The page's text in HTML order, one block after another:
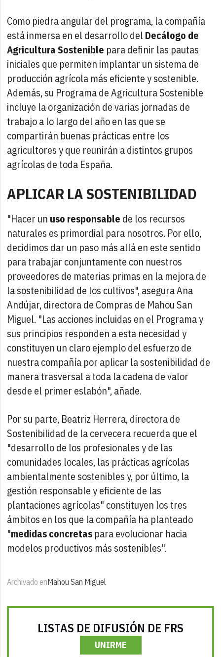
Como piedra angular del programa, la compañía
está inmersa en el desarrollo del Decálogo de
Agricultura Sostenible para definir las pautas
iniciales que permiten implantar un sistema de
producción agrícola más eficiente y sostenible.
Además, su Programa de Agricultura Sostenible
incluye la organización de varias jornadas de
trabajo a lo largo del año en las que se
compartirán buenas prácticas entre los
agricultores y que reunirán a distintos grupos
agrícolas de toda España.
APLICAR LA SOSTENIBILIDAD
"Hacer un uso responsable de los recursos
naturales es primordial para nosotros. Por ello,
decidimos dar un paso más allá en este sentido
para trabajar conjuntamente con nuestros
proveedores de materias primas en la mejora de
la sostenibilidad de los cultivos", asegura Ana
Andújar, directora de Compras de Mahou San
Miguel. "Las acciones incluidas en el Programa y
sus principios responden a esta necesidad y
constituyen un claro ejemplo del esfuerzo de
nuestra compañía por aplicar la sostenibilidad de
manera trasversal a toda la cadena de valor
desde el primer eslabón", añade.
Por su parte, Beatriz Herrera, directora de
Sostenibilidad de la cervecera recuerda que el
"desarrollo de los profesionales y de las
comunidades locales, las prácticas agrícolas
ambientalmente sostenibles y, por último, la
gestión responsable y eficiente de las
plantaciones agrícolas" constituyen los tres
ámbitos en los que la compañía ha planteado
"medidas concretas para evolucionar hacia
modelos productivos más sostenibles".
Archivado enMahou San Miguel
LISTAS DE DIFUSIÓN DE FRS
UNIRME